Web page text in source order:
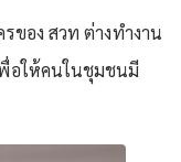
ของ สวท ต่างทำงาน
อให้คนในชุมชนมี